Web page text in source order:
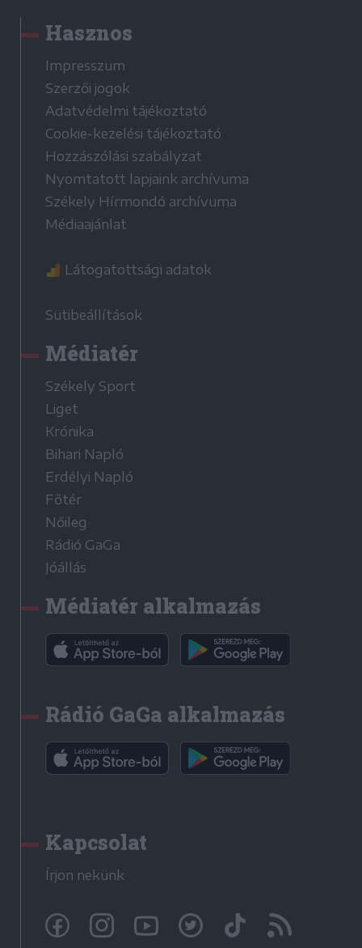
Hasznos
Impresszum
Szerzői jogok
Adatvédelmi tájékoztató
Cookie-kezelési tájékoztató
Hozzászólási szabályzat
Nyomtatott lapjaink archívuma
Székely Hírmondó archívuma
Médiaajánlat
Látogatottsági adatok
Sütibeállítások
Médiatér
Székely Sport
Liget
Krónika
Bihari Napló
Erdélyi Napló
Főtér
Nőileg
Rádió GaGa
Jóállás
Médiatér alkalmazás
Rádió GaGa alkalmazás
Kapcsolat
Írjon nekünk